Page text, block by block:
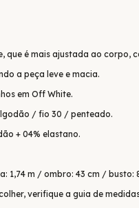
que é mais ajustada ao
a peça leve e macia.
em Off White.
/ fio 30 / penteado.
+ 04% elastano.
1,74 m / ombro: 43 cm /
verifique a guia de